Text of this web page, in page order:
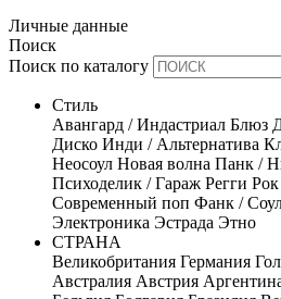
Личные данные
Поиск
Поиск по каталогу
Стиль
Авангард / Индастриал Блюз
Диско Инди / Альтернатива
Неосоул Новая волна Панк /
Психоделик / Гараж Регги Рок
Современный поп Фанк /
Электроника Эстрада Этно
СТРАНА
Великобритания Германия
Австралия Австрия